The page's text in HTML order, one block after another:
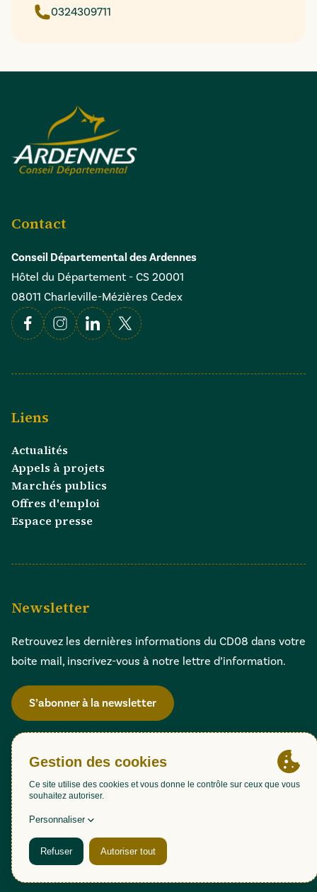
0324309711
Contact
Conseil Départemental des Ardennes
Hôtel du Département - CS 20001
08011 Charleville-Mézières Cedex
FacebookInstagramLinkedin
X
Liens
Actualités
Appels à projets
Marchés publics
Offres d'emploi
Espace presse
Newsletter
Retrouvez les dernières informations du CD08 dans votre
boite mail, inscrivez-vous à notre lettre d’information.
S’abonner à la newsletter
Gestion des cookies
Accessibilité : partiellement conforme (98,51%)
Mentions légales
Politique de confidentialité
Plan du site
Une création